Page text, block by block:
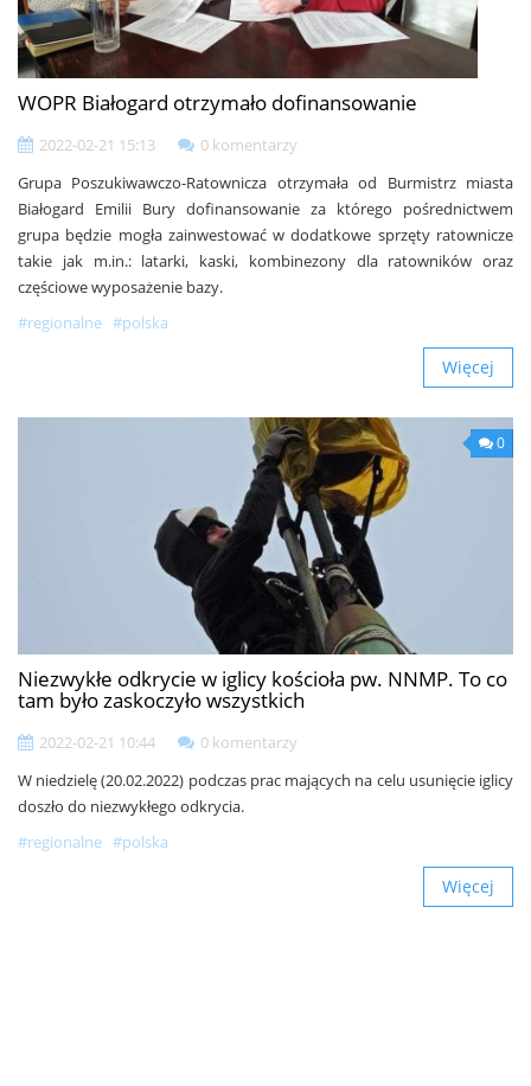
WOPR Białogard otrzymało dofinansowanie
2022-02-21 15:13
0 komentarzy
Grupa Poszukiwawczo-Ratownicza otrzymała od Burmistrz miasta
Białogard Emilii Bury dofinansowanie za którego pośrednictwem
grupa będzie mogła zainwestować w dodatkowe sprzęty ratownicze
takie jak m.in.: latarki, kaski, kombinezony dla ratowników oraz
częściowe wyposażenie bazy.
#regionalne #polska
Więcej
0
Niezwykłe odkrycie w iglicy kościoła pw. NNMP. To co
tam było zaskoczyło wszystkich
2022-02-21 10:44
0 komentarzy
W niedzielę (20.02.2022) podczas prac mających na celu usunięcie iglicy
doszło do niezwykłego odkrycia.
#regionalne #polska
Więcej